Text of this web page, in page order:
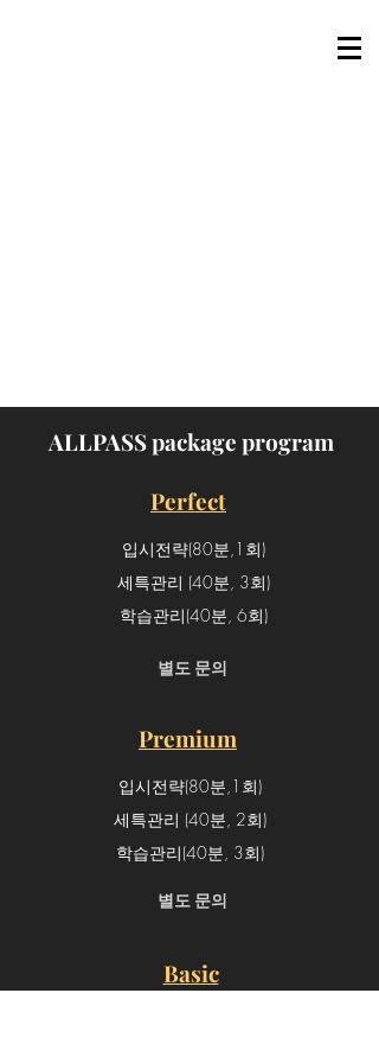
ALLPASS package program
Perfect
입시전략(80분,1회)
세특관리 (40분, 3회)
학습관리(40분, 6회)
​별도 문의
Premium
입시전략(80분,1회)
세특관리 (40분, 2회)
학습관리(40분, 3회)
​별도 문의
Basic